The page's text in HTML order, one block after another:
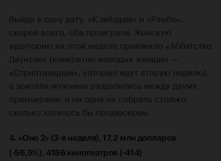
Выйдя в одну дату, «К звёздам» и «Рэмбо»,
скорее всего, оба проиграли. Женскую
аудиторию на этой неделе привлекло «Аббатство
Даунтон» (конкретно молодых женщин —
«Стриптизерши», которые идут вторую неделю),
а зрители-мужчины разделились между двумя
премьерами, и ни одна не собрала столько,
сколько хотелось бы продюсерам.
4. «Оно 2» (3-я неделя), 17,2 млн долларов
(-56,5%), 4156 кинотеатров (-414)